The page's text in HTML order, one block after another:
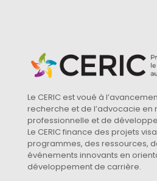
Le CERIC est voué à
recherche et de l’advocacie en
professionnelle et de
Le CERIC finance des projets
programmes, des ressources,
événements innovants en
développement de carrière.